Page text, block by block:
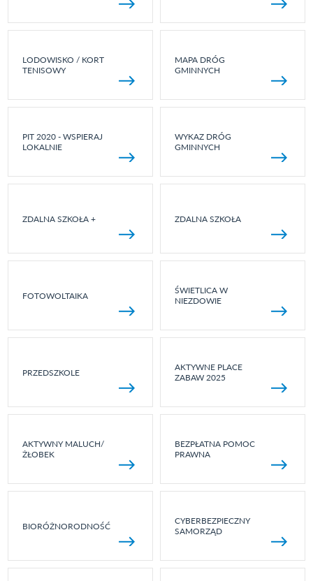
LODOWISKO / KORT
TENISOWY
MAPA DRÓG
GMINNYCH
PIT 2020 - WSPIERAJ
LOKALNIE
WYKAZ DRÓG
GMINNYCH
ZDALNA SZKOŁA + ZDALNA SZKOŁA
FOTOWOLTAIKA
ŚWIETLICA W
NIEZDOWIE
PRZEDSZKOLE
AKTYWNE PLACE
ZABAW 2025
AKTYWNY MALUCH/
ŻŁOBEK
BEZPŁATNA POMOC
PRAWNA
BIORÓŻNORODNOŚĆ
CYBERBEZPIECZNY
SAMORZĄD